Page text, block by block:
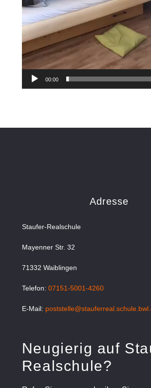
00:00
Adresse
Staufer-Realschule
Mayenner Str. 32
71332 Waiblingen
Telefon: 07151-5001-4260
E-Mail:
Neugierig auf
Realschule?